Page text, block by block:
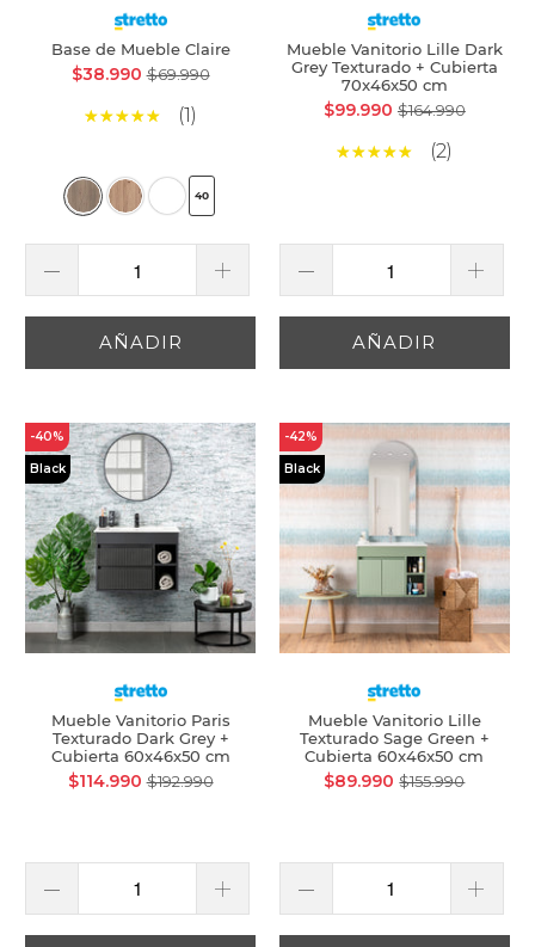
Base de Mueble Claire
$38.990$69.990
(1)
40
AÑADIR
Mueble Vanitorio Lille Dark
Grey Texturado + Cubierta
70x46x50 cm
$99.990 $164.990
(2)
AÑADIR
-40%
Black
Mueble Vanitorio Paris
Texturado Dark Grey +
Cubierta 60x46x50 cm
$114.990$192.990
-42%
Black
Mueble Vanitorio Lille
Texturado Sage Green +
Cubierta 60x46x50 cm
$89.990$155.990